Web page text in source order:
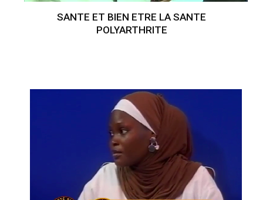
SANTE ET BIEN ETRE LA SANTE
POLYARTHRITE